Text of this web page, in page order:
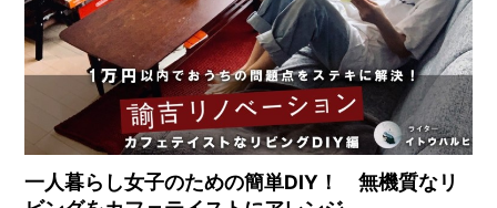
一人暮らし女子のための簡単DIY！ 無機質なリ